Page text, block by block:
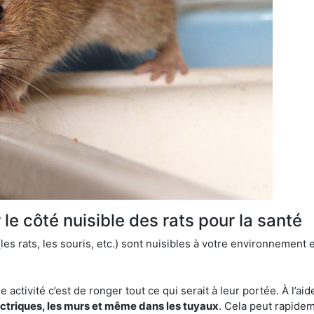
côté nuisible des rats pour la santé
rats, les souris, etc.) sont nuisibles à votre environnement
activité c’est de ronger tout ce qui serait à leur portée. À
les murs et même dans les tuyaux. Cela peut